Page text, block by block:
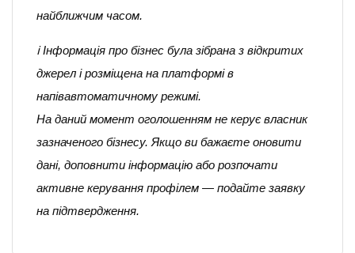
найближчим часом.
ℹ️ Інформація про бізнес була зібрана з відкритих
джерел і розміщена на платформі в
напівавтоматичному режимі.
На даний момент оголошенням не керує власник
зазначеного бізнесу. Якщо ви бажаєте оновити
дані, доповнити інформацію або розпочати
активне керування профілем — подайте заявку
на підтвердження.